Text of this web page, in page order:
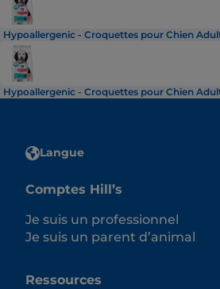
Hypoallergenic - Croquettes pour Chien
Hypoallergenic - Croquettes pour Chien
Langue
Comptes Hill’s
Je suis un professionnel
Je suis un parent d’animal
Ressources